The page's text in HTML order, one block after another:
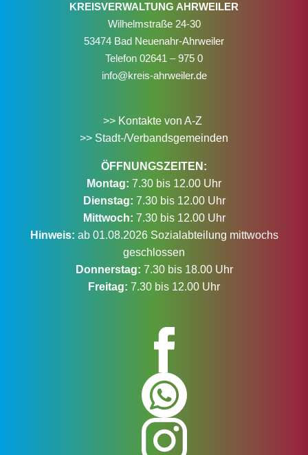
KREISVERWALTUNG AHRWEILER
Wilhelmstraße 24-30
53474 Bad Neuenahr-Ahrweiler
Telefon 02641 – 975 0
info@kreis-ahrweiler.de
>> Kontakte von A-Z
>> Stadt-/Verbandsgemeinden
ÖFFNUNGSZEITEN:
Montag: 7.30 bis 12.00 Uhr
Dienstag: 7.30 bis 12.00 Uhr
Mittwoch: 7.30 bis 12.00 Uhr
Hinweis: ab 01.08.2026 Sozialabteilung mittwochs
geschlossen
Donnerstag: 7.30 bis 18.00 Uhr
Freitag: 7.30 bis 12.00 Uhr